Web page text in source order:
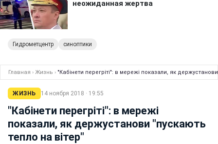
Гидрометцентр синоптики
Главная › Жизнь › "Кабінети перегріті": в мережі показали, як
ЖИЗНЬ 14 ноября 2018 · 19:55
"Кабінети перегріті": в мережі
показали, як держустанови "пускають
тепло на вітер"